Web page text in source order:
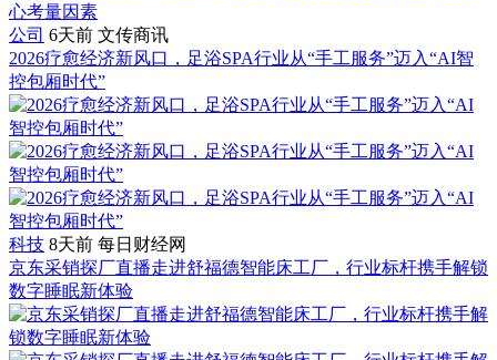
心考量因素
公司 6天前 文传商讯
2026疗愈经济新风口，足浴SPA行业从“手工服务”迈入“AI智
控包厢时代”
科技 8天前 每日财经网
京东采销探厂直播走进舒福德智能床工厂，行业标杆携手解锁
数字睡眠新体验